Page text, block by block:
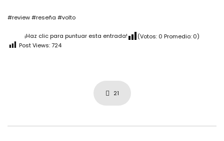
#review #reseña #volto
¡Haz clic para puntuar esta entrada! (Votos: 0 Promedio: 0)
Post Views:724
21